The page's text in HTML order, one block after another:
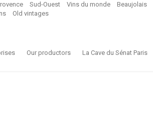
Sud-Ouest Vins du monde Beaujolais
Old vintages
Our productors La Cave du Sénat Paris